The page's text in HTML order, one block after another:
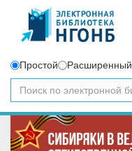
Простой Расширенный